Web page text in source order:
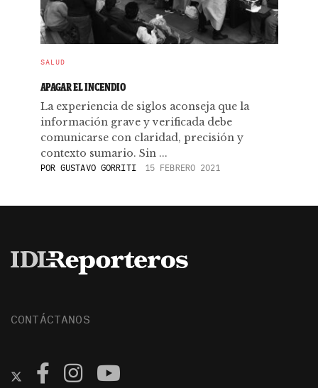
SALUD
APAGAR EL INCENDIO
La experiencia de siglos aconseja que la
información grave y verificada debe
comunicarse con claridad, precisión y
contexto sumario. Sin ...
POR GUSTAVO GORRITI 15 FEBRERO 2021
CONTÁCTANOS